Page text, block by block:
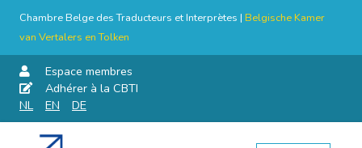
Chambre Belge des Traducteurs et Interprètes | Belgische Kamer
van Vertalers en Tolken
Espace membres
Adhérer à la CBTI
NL
EN DE